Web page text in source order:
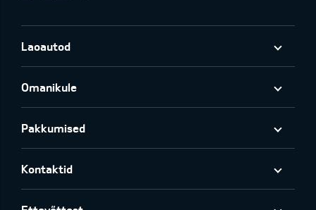
Laoautod
Omanikule
Pakkumised
Kontaktid